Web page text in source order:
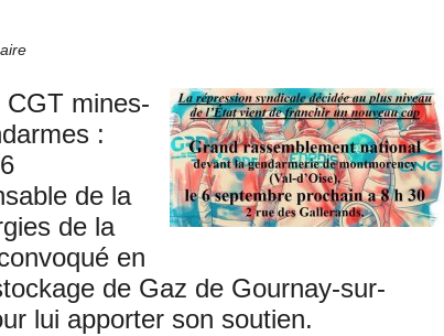
CGT mines-
:
de la
de la
en
de Gaz de Gournay-sur-
lui apporter son soutien.